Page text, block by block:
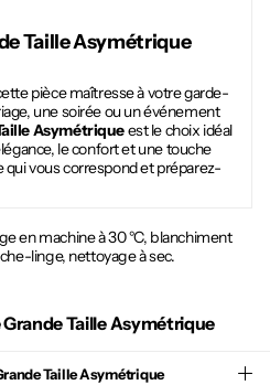
Taille Asymétrique
pièce maîtresse à votre garde-
une soirée ou un événement
Asymétriqueest le choix idéal
le confort et une touche
qui vous correspond et préparez-
en machine à 30 °C, blanchiment
linge, nettoyage à sec.
Taille Asymétrique
Taille Asymétrique